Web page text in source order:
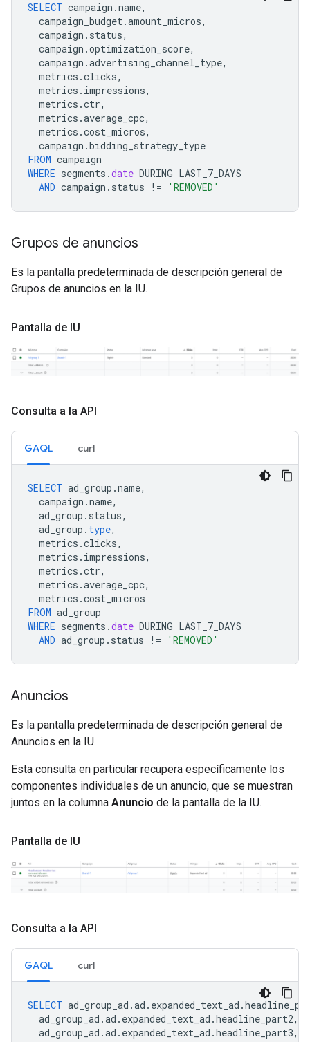
SELECT campaign .name,
campaign_budget.amount_micros,
campaign . status,
campaign .optimization_score,
campaign .advertising_channel_type,
metrics .clicks,
metrics . impressions,
metrics .ctr,
metrics .average_cpc,
metrics .cost_micros,
campaign .bidding_strategy_type
FROM campaign
WHERE segments .date DURING LAST_7_DAYS
AND campaign . status != 'REMOVED'
Grupos de anuncios
Es la pantalla predeterminada de descripción general de
Grupos de anuncios en la IU.
Pantalla de IU
Consulta a la API
GAQL curl
SELECT ad_group .name,
campaign .name,
ad_group . status,
ad_group . type,
metrics .clicks,
metrics . impressions,
metrics .ctr,
metrics .average_cpc,
metrics .cost_micros
FROM ad_group
WHERE segments .date DURING LAST_7_DAYS
AND ad_group . status != 'REMOVED'
Anuncios
Es la pantalla predeterminada de descripción general de
Anuncios en la IU.
Esta consulta en particular recupera específicamente los
componentes individuales de un anuncio, que se muestran
juntos en la columna Anuncio de la pantalla de la IU.
Pantalla de IU
Consulta a la API
GAQL curl
SELECT ad_group_ad .ad . expanded_text_ad .
ad_group_ad .ad . expanded_text_ad .headline_part2,
ad_group_ad .ad . expanded_text_ad .headline_part3,